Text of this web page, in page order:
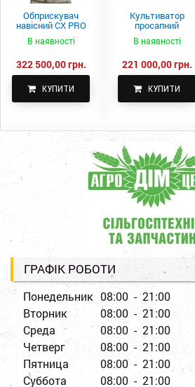
Обприскувач
навісний CX PRO
В наявності
322 500,00 грн.
КУПИТИ
Культиватор
просапний
КПН-5,6-05
В наявності
221 000,00 грн.
КУПИТИ
ГРАФІК РОБОТИ
Понедельник 08:00 - 21:00
Вторник
08:00 - 21:00
Среда
08:00 - 21:00
Четверг
08:00 - 21:00
Пятница
08:00 - 21:00
Суббота
08:00 - 21:00